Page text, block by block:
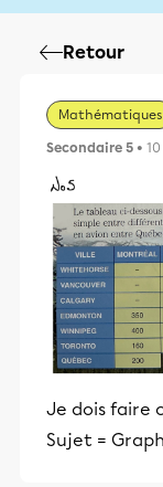
Retour
Mathématiques
Secondaire 5 •
Je dois faire
Sujet =